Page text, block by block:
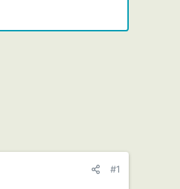
#1